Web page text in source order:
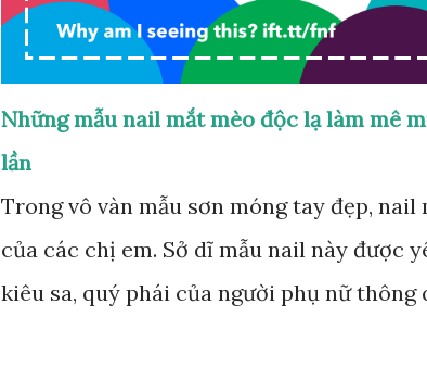
Những mẫu nail mắt mèo độc lạ làm mê
lần
Trong vô vàn mẫu sơn móng tay đẹp,
của các chị em. Sở dĩ mẫu nail này được
kiêu sa, quý phái của người phụ nữ thông